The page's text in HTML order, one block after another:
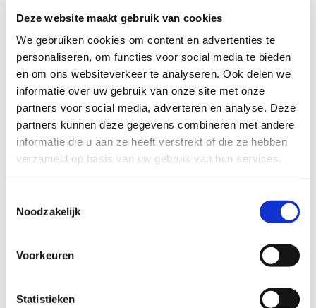
Deze website maakt gebruik van cookies
We gebruiken cookies om content en advertenties te
personaliseren, om functies voor social media te bieden
en om ons websiteverkeer te analyseren. Ook delen we
informatie over uw gebruik van onze site met onze
partners voor social media, adverteren en analyse. Deze
partners kunnen deze gegevens combineren met andere
informatie die u aan ze heeft verstrekt of die ze hebben
verzameld op basis van uw gebruik van hun services.
Noodzakelijk
Voorkeuren
Statistieken